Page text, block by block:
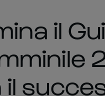
il